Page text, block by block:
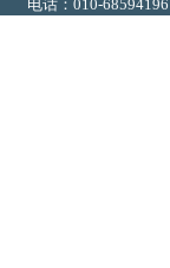
电话：010-